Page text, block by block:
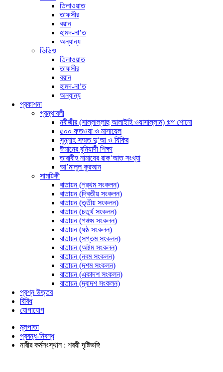
তিলাওয়াত
তাফসীর
বয়ান
হামদ-না’ত
অন্যান্য
ভিডিও
তিলাওয়াত
তাফসীর
বয়ান
হামদ-না’ত
অন্যান্য
প্রকাশনা
গ্রন্থাবলী
নবীজীর (সাল্লাল্লাহু আলাইহি ওয়াসাল্লাম) গল্প শোনো
৫০০ ফতওয়া ও মাসায়েল
সুন্নাহ সম্মত দু‘আ ও যিকির
ঈমানের বুনিয়াদী শিক্ষা
তারাবীহ নামাযের রাক‘আত সংখ্যা
আ’মালুল কুরআন
সাময়িকী
বাতায়ন (প্রথম সংকলন)
বাতায়ন (দ্বিতীয় সংকলন)
বাতায়ন (তৃতীয় সংকলন)
বাতায়ন (চতুর্থ সংকলন)
বাতায়ন (পঞ্চম সংকলন)
বাতায়ন (ষষ্ঠ সংকলন)
বাতায়ন (সপ্তম সংকলন)
বাতায়ন (অষ্টম সংকলন)
বাতায়ন (নবম সংকলন)
বাতায়ন (দশম সংকলন)
বাতায়ন (একাদশ সংকলন)
বাতায়ন (দ্বাদশ সংকলন)
প্রশ্ন উত্তর
বিবিধ
যোগাযোগ
মূলপাতা
প্রবন্ধ-নিবন্ধ
নারীর কর্মসংস্থান : শরয়ী দৃষ্টিভঙ্গি